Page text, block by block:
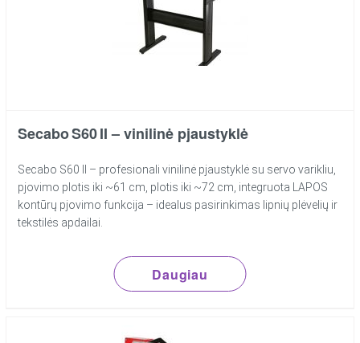
Secabo S60 II – vinilinė pjaustyklė
Secabo S60 II – profesionali vinilinė pjaustyklė su servo varikliu,
pjovimo plotis iki ~61 cm, plotis iki ~72 cm, integruota LAPOS
kontūrų pjovimo funkcija – idealus pasirinkimas lipnių plėvelių ir
tekstilės apdailai.
Daugiau